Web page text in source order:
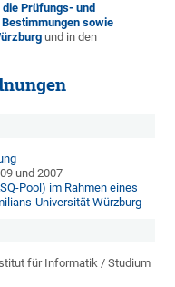
Prüfungs- und
sowie
und in den
und 2007
Pool) im Rahmen eines
Universität Würzburg
für Informatik / Studium